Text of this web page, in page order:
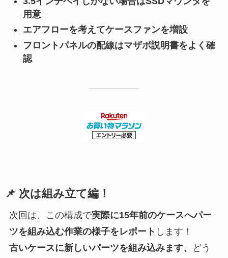
用意
エアフローを考えてケースファンを増設
フロントパネルの配線はマザボ説明書をよく確
認
📌 次は組み立て編！
次回は、この構成で実際に15年前のケースへパー
ツを組み込む作業の様子をレポート します！
古いケースに新しいパーツを組み込みます、
どう